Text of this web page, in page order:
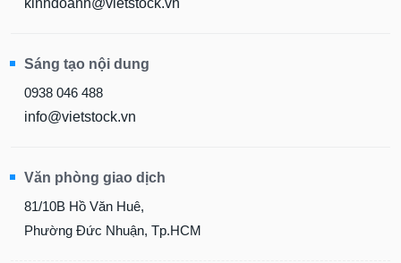
Sáng tạo nội dung
0938 046 488
info@vietstock.vn
Văn phòng giao dịch
81/10B Hồ Văn Huê,
Phường Đức Nhuận, Tp.HCM